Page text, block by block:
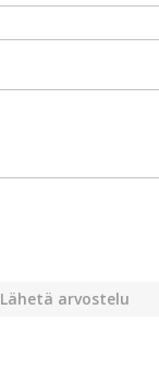
Lähetä arvostelu